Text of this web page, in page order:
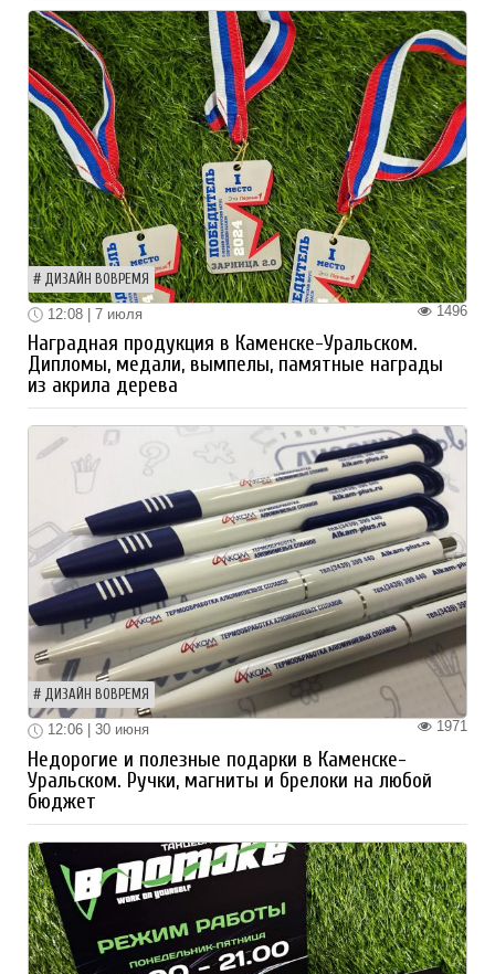
ДИЗАЙН ВОВРЕМЯ
1496
12:08 | 7 июля
Наградная продукция в Каменске-Уральском.
Дипломы, медали, вымпелы, памятные награды
из акрила дерева
ДИЗАЙН ВОВРЕМЯ
1971
12:06 | 30 июня
Недорогие и полезные подарки в Каменске-
Уральском. Ручки, магниты и брелоки на любой
бюджет